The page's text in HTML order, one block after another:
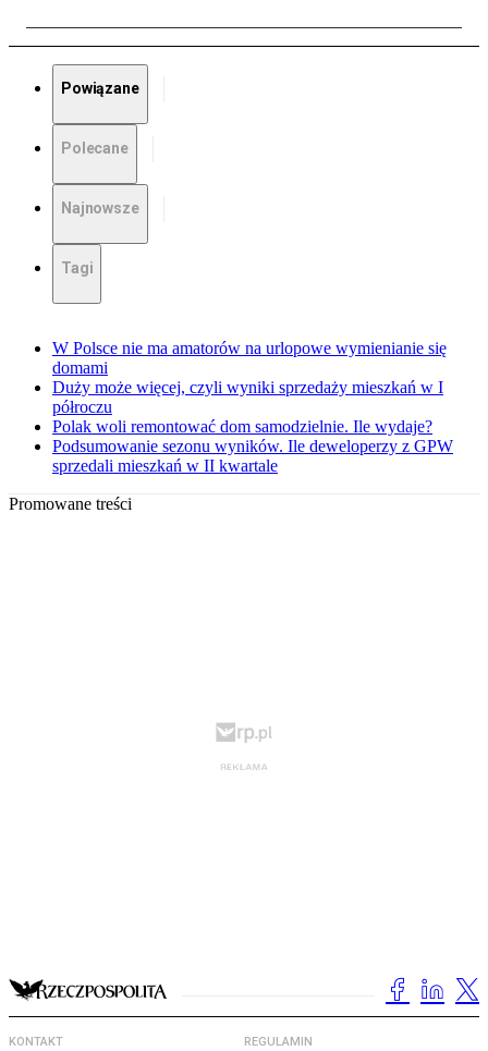
Powiązane
Polecane
Najnowsze
Tagi
W Polsce nie ma amatorów na urlopowe wymienianie się
domami
Duży może więcej, czyli wyniki sprzedaży mieszkań w I
półroczu
Polak woli remontować dom samodzielnie. Ile wydaje?
Podsumowanie sezonu wyników. Ile deweloperzy z GPW
sprzedali mieszkań w II kwartale
Promowane treści
KONTAKT REGULAMIN